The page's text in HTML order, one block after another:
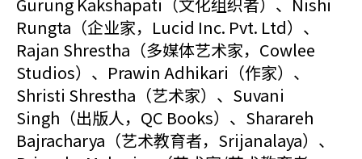
Rungta（企业家，Lucid Inc. Pvt. Ltd）、
Rajan Shrestha（多媒体艺术家，Cowlee
Studios）、Prawin Adhikari（作家）、
Shristi Shrestha（艺术家）、Suvani
Singh（出版人，QC Books）、Sharareh
Bajracharya（艺术教育者，Srijanalaya）、